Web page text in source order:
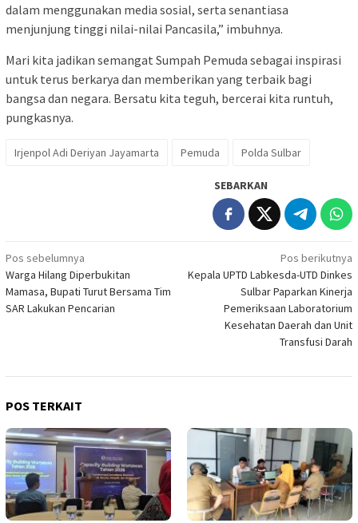
dalam menggunakan media sosial, serta senantiasa
menjunjung tinggi nilai-nilai Pancasila,” imbuhnya.
Mari kita jadikan semangat Sumpah Pemuda sebagai inspirasi
untuk terus berkarya dan memberikan yang terbaik bagi
bangsa dan negara. Bersatu kita teguh, bercerai kita runtuh,
pungkasnya.
Irjenpol Adi Deriyan Jayamarta Pemuda Polda Sulbar
SEBARKAN
Navigasi
pos
Pos sebelumnya
Warga Hilang Diperbukitan
Mamasa, Bupati Turut Bersama Tim
SAR Lakukan Pencarian
Pos berikutnya
Kepala UPTD Labkesda-UTD Dinkes
Sulbar Paparkan Kinerja
Pemeriksaan Laboratorium
Kesehatan Daerah dan Unit
Transfusi Darah
POS TERKAIT